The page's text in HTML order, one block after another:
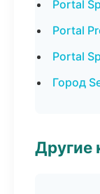
Portal
Portal
Portal
Город
Другие